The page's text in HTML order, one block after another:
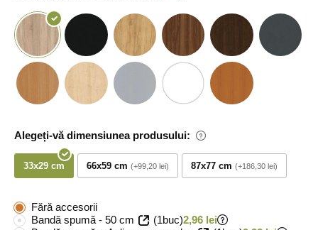
Alegeți-vă dimensiunea produsului:
33x29 cm 66x59 cm +99,20 lei 87x77 cm +186,30 lei
Fără accesorii
Bandă spumă - 50 cm
(1buc)2,96 lei